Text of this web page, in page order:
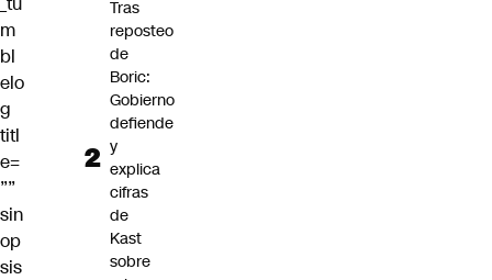
m
bl
elo
g
titl
e=
””
sin
op
sis
Tras
reposteo
de
Boric:
Gobierno
defiende
y
explica
cifras
de
Kast
sobre